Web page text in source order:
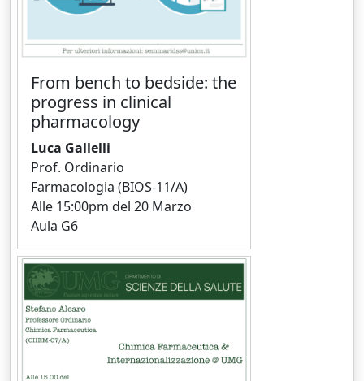
From bench to bedside: the
progress in clinical
pharmacology
Luca Gallelli
Prof. Ordinario
Farmacologia (BIOS-11/A)
Alle 15:00pm del 20 Marzo
Aula G6